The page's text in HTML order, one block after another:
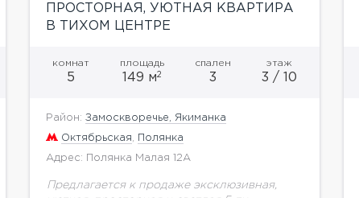
ПРОСТОРНАЯ, УЮТНАЯ КВАРТИРА
В ТИХОМ ЦЕНТРЕ
комнат
5
площадь
149 м2
спален
3
этаж
3 / 10
Район: Замоскворечье, Якиманка
Октябрьская Полянка
Адрес: Полянка Малая 12А
Предлагается к продаже эксклюзивная,